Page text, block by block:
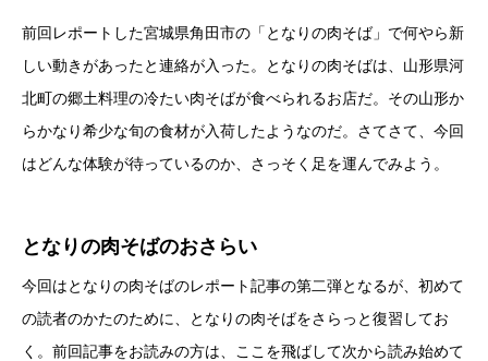
前回レポートした宮城県角田市の「となりの肉そば」で何やら新
しい動きがあったと連絡が入った。となりの肉そばは、山形県河
北町の郷土料理の冷たい肉そばが食べられるお店だ。その山形か
らかなり希少な旬の食材が入荷したようなのだ。さてさて、今回
はどんな体験が待っているのか、さっそく足を運んでみよう。
となりの肉そばのおさらい
今回はとなりの肉そばのレポート記事の第二弾となるが、初めて
の読者のかたのために、となりの肉そばをさらっと復習してお
く。前回記事をお読みの方は、ここを飛ばして次から読み始めて